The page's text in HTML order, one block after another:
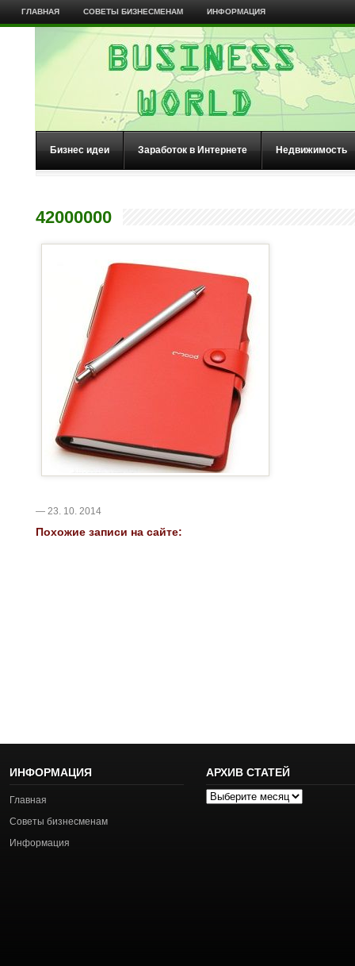
ГЛАВНАЯ СОВЕТЫ БИЗНЕСМЕНАМ ИНФОРМАЦИЯ
Бизнес идеи Заработок в Интернете Недвижимость
42000000
— 23. 10. 2014
Похожие записи на сайте:
ИНФОРМАЦИЯ
Главная
Советы бизнесменам
Информация
АРХИВ СТАТЕЙ
Архив